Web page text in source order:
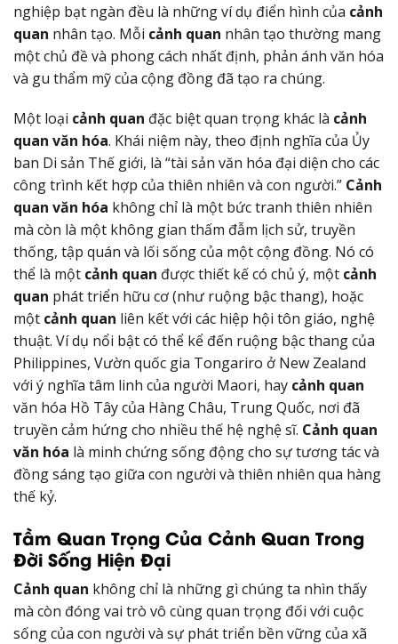
nghiệp bạt ngàn đều là những ví dụ điển hình của cảnh
quan nhân tạo. Mỗi cảnh quan nhân tạo thường mang
một chủ đề và phong cách nhất định, phản ánh văn hóa
và gu thẩm mỹ của cộng đồng đã tạo ra chúng.
Một loại cảnh quan đặc biệt quan trọng khác là cảnh
quan văn hóa. Khái niệm này, theo định nghĩa của Ủy
ban Di sản Thế giới, là “tài sản văn hóa đại diện cho các
công trình kết hợp của thiên nhiên và con người.” Cảnh
quan văn hóa không chỉ là một bức tranh thiên nhiên
mà còn là một không gian thấm đẫm lịch sử, truyền
thống, tập quán và lối sống của một cộng đồng. Nó có
thể là một cảnh quan được thiết kế có chủ ý, một cảnh
quan phát triển hữu cơ (như ruộng bậc thang), hoặc
một cảnh quan liên kết với các hiệp hội tôn giáo, nghệ
thuật. Ví dụ nổi bật có thể kể đến ruộng bậc thang của
Philippines, Vườn quốc gia Tongariro ở New Zealand
với ý nghĩa tâm linh của người Maori, hay cảnh quan
văn hóa Hồ Tây của Hàng Châu, Trung Quốc, nơi đã
truyền cảm hứng cho nhiều thế hệ nghệ sĩ. Cảnh quan
văn hóa là minh chứng sống động cho sự tương tác và
đồng sáng tạo giữa con người và thiên nhiên qua hàng
thế kỷ.
Tầm Quan Trọng Của Cảnh Quan Trong
Đời Sống Hiện Đại
Cảnh quan không chỉ là những gì chúng ta nhìn thấy
mà còn đóng vai trò vô cùng quan trọng đối với cuộc
sống của con người và sự phát triển bền vững của xã